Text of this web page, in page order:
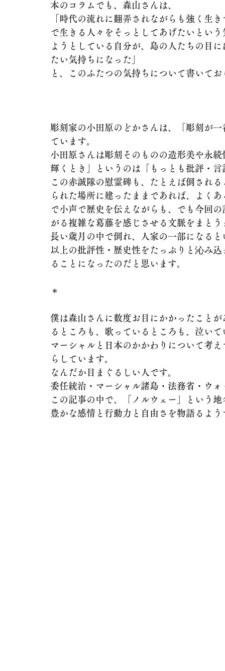
本のコラムでも、森山さんは、
「時代の流れに翻弄されながらも強く生
で生きる人々をそっとしてあげたいとい
ようとしている自分が、島の人たちの目
たい気持ちになった」
と、このふたつの気持ちについて書いてお
彫刻家の小田原のどかさんは、「彫刻が
ています。
小田原さんは彫刻そのものの造形美や永
輝くとき」というのは「もっとも批評・
この赤誠隊の慰霊碑も、たとえば倒され
られた場所に建ったままであれば、よく
で小声で歴史を伝えながらも、でも今回
がる複雑な葛藤を感じさせる文脈をまと
長い歳月の中で倒れ、人家の一部になる
以上の批評性・歴史性をたっぷりと沁み
ることになったのだと思います。
＊
僕は森山さんに数度お目にかかったこと
るところも、歌っているところも、泣い
マーシャルと日本のかかわりについて考
らしています。
なんだか目まぐるしい人です。
委任統治・マーシャル諸島・法務省・ウ
この記事の中で、「ノルウェー」という
豊かな感情と行動力と自由さを物語るよう